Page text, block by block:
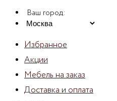
Skip
Ваш город:
Избранное
Акции
Мебель на заказ
Доставка и оплата